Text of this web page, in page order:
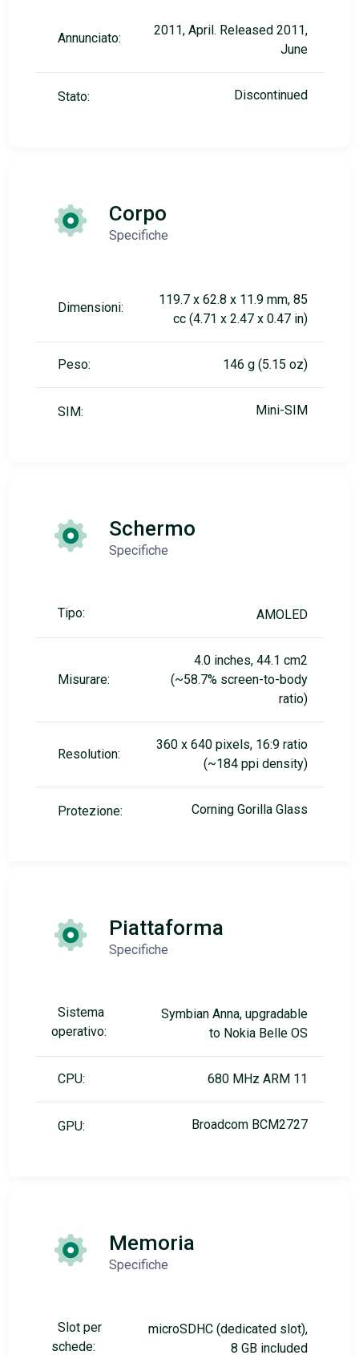
Annunciato:
2011, April. Released 2011,
June
Stato: Discontinued
Corpo
Specifiche
Dimensioni:
119.7 x 62.8 x 11.9 mm, 85
cc (4.71 x 2.47 x 0.47 in)
Peso: 146 g (5.15 oz)
SIM: Mini-SIM
Schermo
Specifiche
Tipo: AMOLED
Misurare:
4.0 inches, 44.1 cm2
(~58.7% screen-to-body
ratio)
Resolution:
360 x 640 pixels, 16:9 ratio
(~184 ppi density)
Protezione: Corning Gorilla Glass
Piattaforma
Specifiche
Sistema
operativo:
Symbian Anna, upgradable
to Nokia Belle OS
CPU: 680 MHz ARM 11
GPU: Broadcom BCM2727
Memoria
Specifiche
Slot per
schede:
microSDHC (dedicated slot),
8 GB included